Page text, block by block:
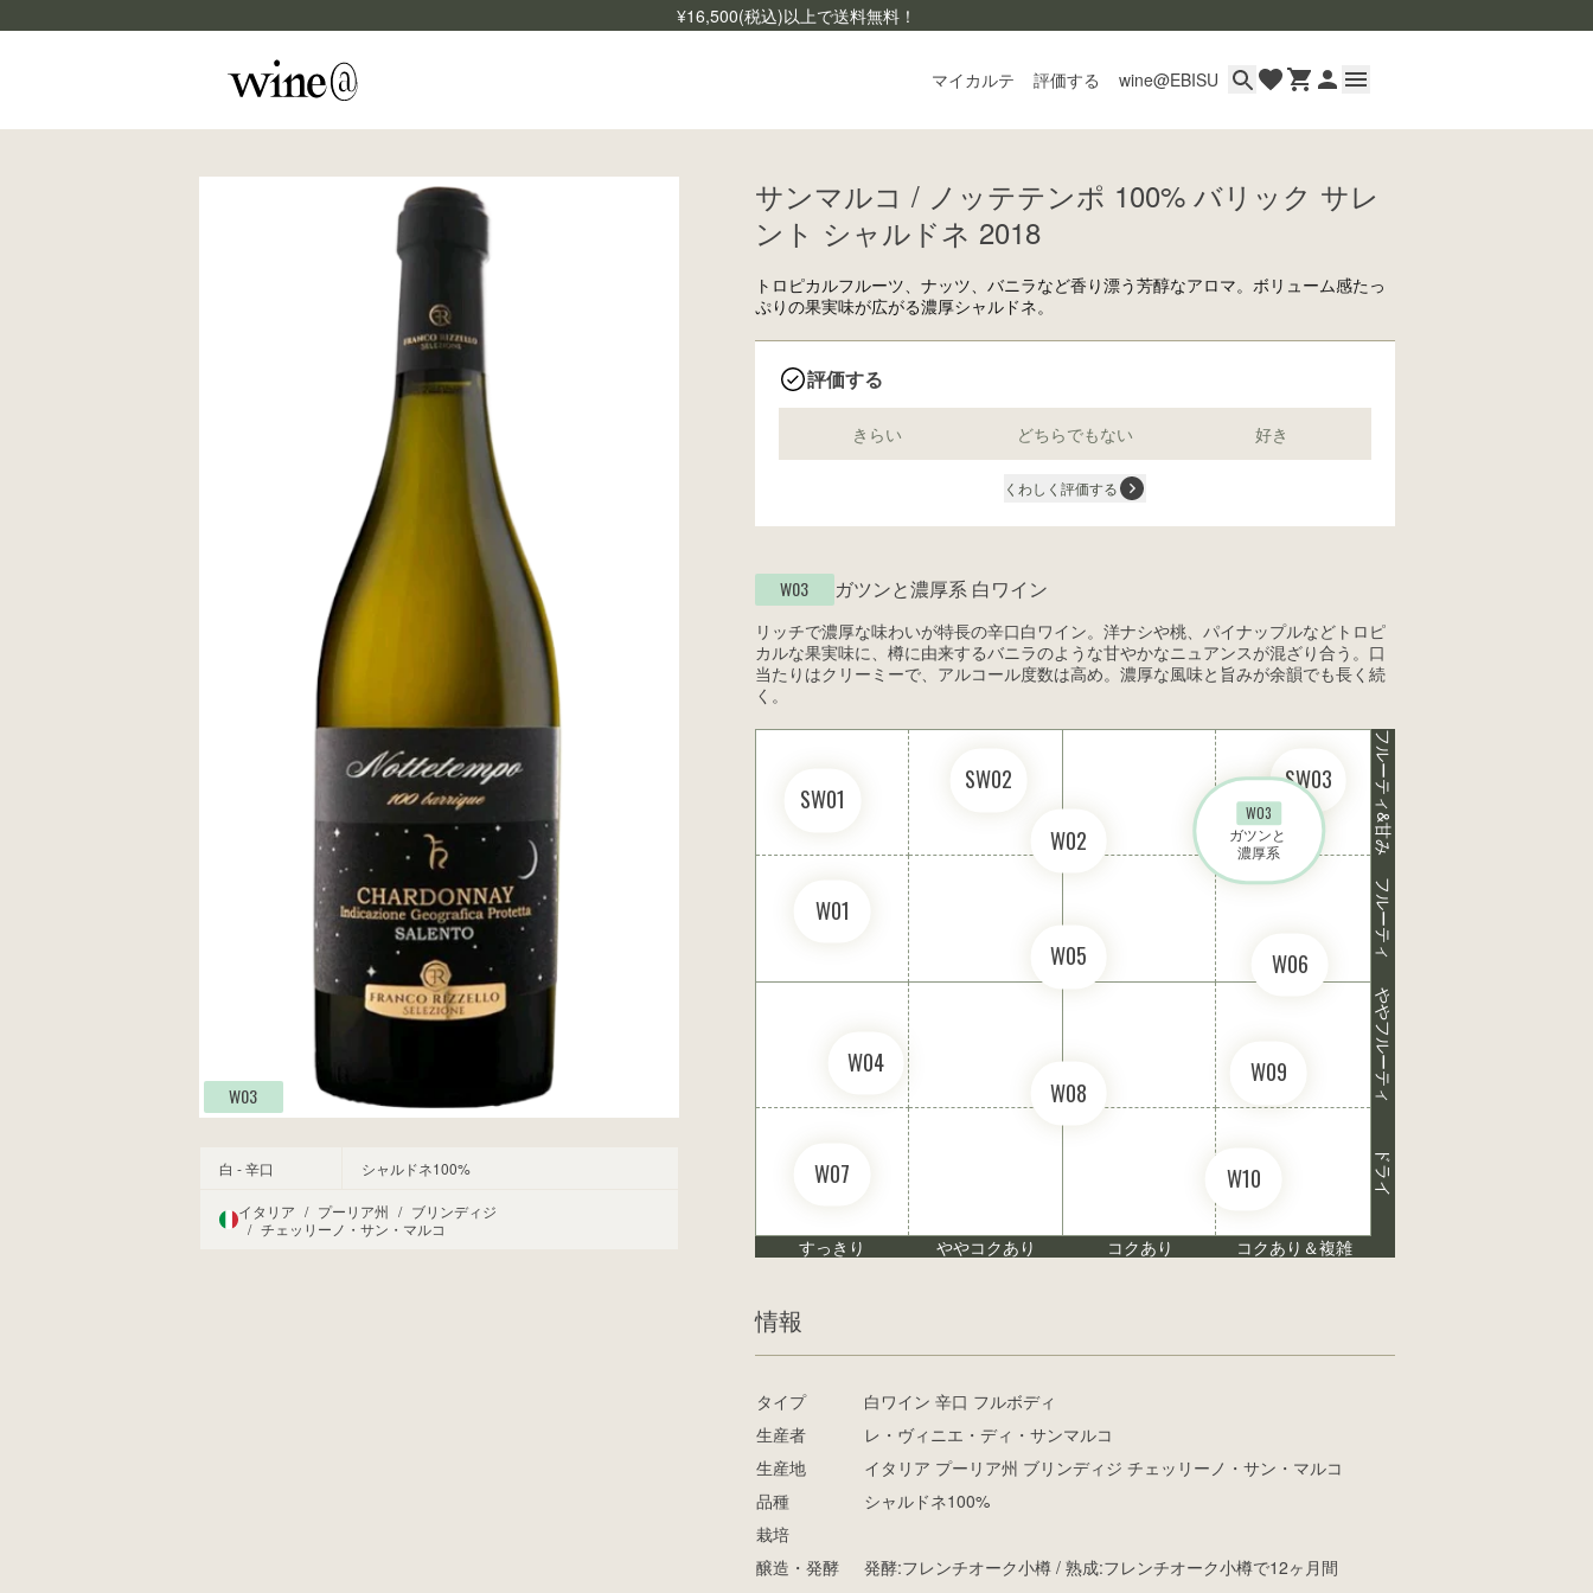
¥16,500(税込)以上で送料無料！
マイカルテ 評価する wine@EBISU
マイカルテ
評価する
wine@EBISU
商品検索
ログイン
ご利用ガイド
お問い合わせ
wine@とは
W03
白 - 辛口 シャルドネ100%
イタリア / プーリア州 / ブリンディジ
/ チェッリーノ・サン・マルコ
サンマルコ / ノッテテンポ 100% バリック サレ
ント シャルドネ 2018
トロピカルフルーツ、ナッツ、バニラなど香り漂う芳醇なアロマ。ボリューム感たっ
ぷりの果実味が広がる濃厚シャルドネ。
評価する
きらい どちらでもない 好き
くわしく評価する
W03 ガツンと濃厚系 白ワイン
リッチで濃厚な味わいが特長の辛口白ワイン。洋ナシや桃、パイナップルなどトロピ
カルな果実味に、樽に由来するバニラのような甘やかなニュアンスが混ざり合う。口
当たりはクリーミーで、アルコール度数は高め。濃厚な風味と旨みが余韻でも長く続
く。
SW01
SW02 SW03
W01
W02
W03
ガツンと
濃厚系
W04
W05 W06
W07
W08
W09
W10
フルーティ&甘み
フルーティ
ややフルーティ
ドライ
すっきり ややコクあり コクあり コクあり＆複雑
情報
タイプ
白ワイン 辛口 フルボディ
生産者
レ・ヴィニエ・ディ・サンマルコ
生産地
イタリア プーリア州 ブリンディジ チェッリーノ・サン・マルコ
品種
シャルドネ100%
栽培
醸造・発酵
発酵:フレンチオーク小樽 / 熟成:フレンチオーク小樽で12ヶ月間